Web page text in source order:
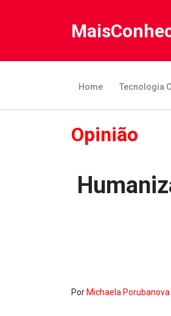
Home Tecnologia
Opinião
Por Michaela